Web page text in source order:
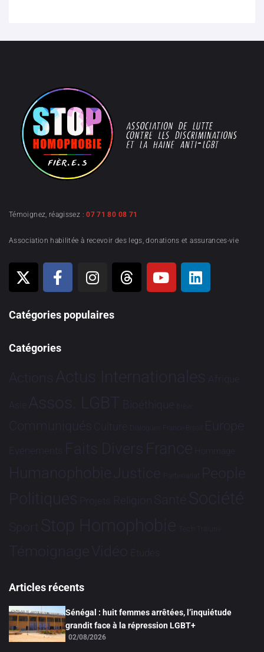
Témoignez, réagissez :07 71 80 08 71
Association habilitée à recevoir des legs, donations et assurances-vie
Catégories populaires
Catégories
Actions Actus Internationales Afrique
Asie Assos. LGBT Bioéthique Brève
Communiqués Culture Dialogues France-Brésil Europe
Evénements Faits Divers France Hommage
HumanophobieJustice Partenariat People
Politiques Projets Religion Santé Société
Sport Stop Homophobie Tech Tribune
TémoignageVidéo Études
Articles récents
Sénégal : huit femmes arrêtées, l’inquiétude
grandit face à la répression LGBT+
02/08/2026